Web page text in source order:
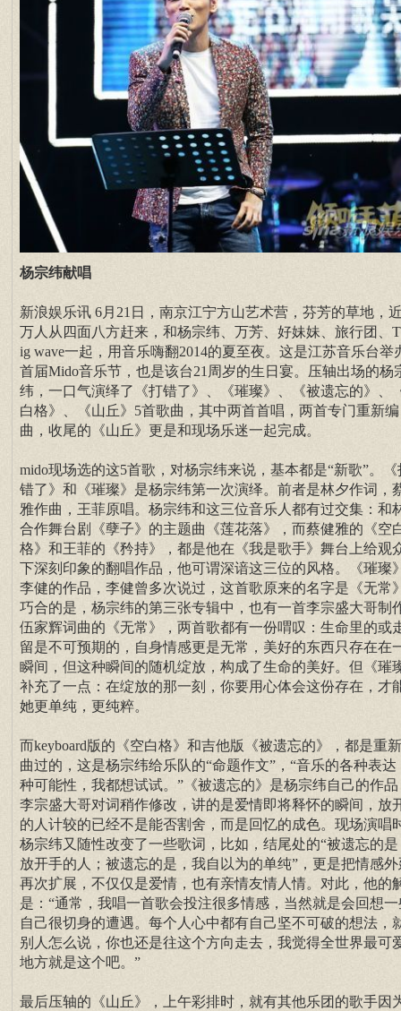
杨宗纬献唱
新浪娱乐讯 6月21日，南京江宁方山艺术营，芬芳的草地，
万人从四面八方赶来，和杨宗纬、万芳、好妹妹、旅行团、
ig wave一起，用音乐嗨翻2014的夏至夜。这是江苏音乐台举
首届Mido音乐节，也是该台21周岁的生日宴。压轴出场的杨
纬，一口气演绎了《打错了》、《璀璨》、《被遗忘的》、
白格》、《山丘》5首歌曲，其中两首首唱，两首专门重新编
曲，收尾的《山丘》更是和现场乐迷一起完成。
mido现场选的这5首歌，对杨宗纬来说，基本都是“新歌”。《
错了》和《璀璨》是杨宗纬第一次演绎。前者是林夕作词，
雅作曲，王菲原唱。杨宗纬和这三位音乐人都有过交集：和
合作舞台剧《孽子》的主题曲《莲花落》，而蔡健雅的《空
格》和王菲的《矜持》，都是他在《我是歌手》舞台上给观
下深刻印象的翻唱作品，他可谓深谙这三位的风格。《璀璨
李健的作品，李健曾多次说过，这首歌原来的名字是《无常
巧合的是，杨宗纬的第三张专辑中，也有一首李宗盛大哥制
伍家辉词曲的《无常》，两首歌都有一份喟叹：生命里的或
留是不可预期的，自身情感更是无常，美好的东西只存在在
瞬间，但这种瞬间的随机绽放，构成了生命的美好。但《璀
补充了一点：在绽放的那一刻，你要用心体会这份存在，才
她更单纯，更纯粹。
而keyboard版的《空白格》和吉他版《被遗忘的》，都是重
曲过的，这是杨宗纬给乐队的“命题作文”，“音乐的各种表达
种可能性，我都想试试。”《被遗忘的》是杨宗纬自己的作品
李宗盛大哥对词稍作修改，讲的是爱情即将释怀的瞬间，放
的人计较的已经不是能否割舍，而是回忆的成色。现场演唱
杨宗纬又随性改变了一些歌词，比如，结尾处的“被遗忘的是
放开手的人；被遗忘的是，我自以为的单纯”，更是把情感外
再次扩展，不仅仅是爱情，也有亲情友情人情。对此，他的
是：“通常，我唱一首歌会投注很多情感，当然就是会回想一
自己很切身的遭遇。每个人心中都有自己坚不可破的想法，
别人怎么说，你也还是往这个方向走去，我觉得全世界最可
地方就是这个吧。”
最后压轴的《山丘》，上午彩排时，就有其他乐团的歌手因